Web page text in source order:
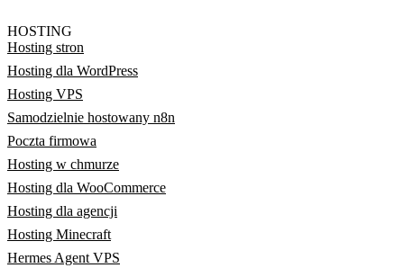
HOSTING
Hosting stron
Hosting dla WordPress
Hosting VPS
Samodzielnie hostowany n8n
Poczta firmowa
Hosting w chmurze
Hosting dla WooCommerce
Hosting dla agencji
Hosting Minecraft
Hermes Agent VPS